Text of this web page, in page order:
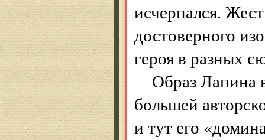
исчерпался.
достоверного
героя в разных
Образ Лапина
большей
и тут его